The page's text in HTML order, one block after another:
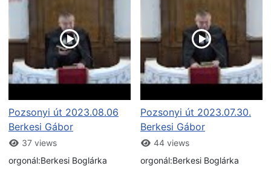
Pozsonyi út 2023.08.06
Berkesi Gábor
37 views
orgonál:Berkesi Boglárka
Pozsonyi út 2023.07.30.
Berkesi Gábor
44 views
orgonál:Berkesi Boglárka